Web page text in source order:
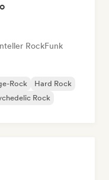
RockFunk
Rock
Hard Rock
Rock